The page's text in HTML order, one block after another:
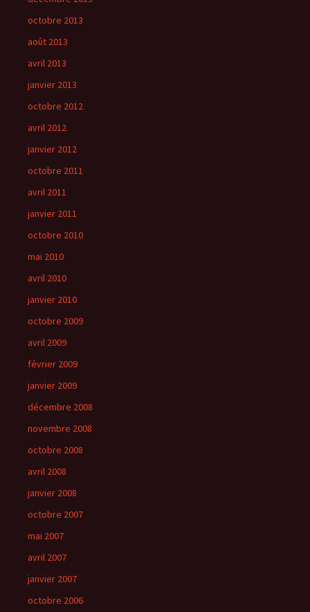
octobre 2013
août 2013
avril 2013
janvier 2013
octobre 2012
avril 2012
janvier 2012
octobre 2011
avril 2011
janvier 2011
octobre 2010
mai 2010
avril 2010
janvier 2010
octobre 2009
avril 2009
février 2009
janvier 2009
décembre 2008
novembre 2008
octobre 2008
avril 2008
janvier 2008
octobre 2007
mai 2007
avril 2007
janvier 2007
octobre 2006